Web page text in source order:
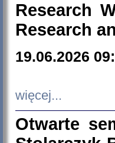
Research
Research
19.06.2026
więcej...
Otwarte